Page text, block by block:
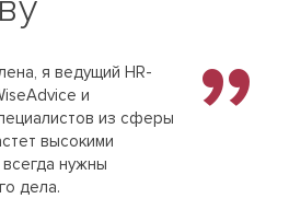
я ведущий HR-
и
из сферы
высокими
нужны
дела.